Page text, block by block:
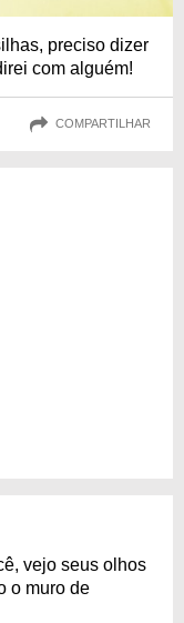
preciso dizer
com alguém!
COMPARTILHAR
vejo seus olhos
o muro de